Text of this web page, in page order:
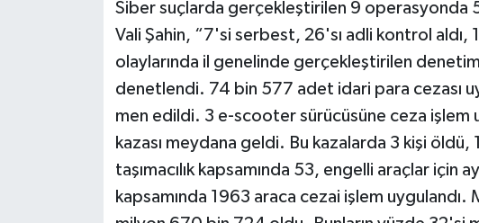
Siber suçlarda gerçekleştirilen 9 operasyonda
Vali Şahin, “7'si serbest, 26'sı adli kontrol aldı,
olaylarında il genelinde gerçekleştirilen
denetlendi. 74 bin 577 adet idari para cezası
men edildi. 3 e-scooter sürücüsüne ceza işlem
kazası meydana geldi. Bu kazalarda 3 kişi
taşımacılık kapsamında 53, engelli araçlar için
kapsamında 1963 araca cezai işlem uygulandı.